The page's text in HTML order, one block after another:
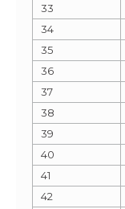
33
34
35
36
37
38
39
40
41
42